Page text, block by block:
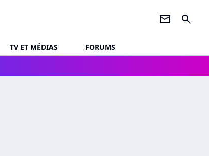
newsletter search
TV ET MÉDIAS
FORUMS